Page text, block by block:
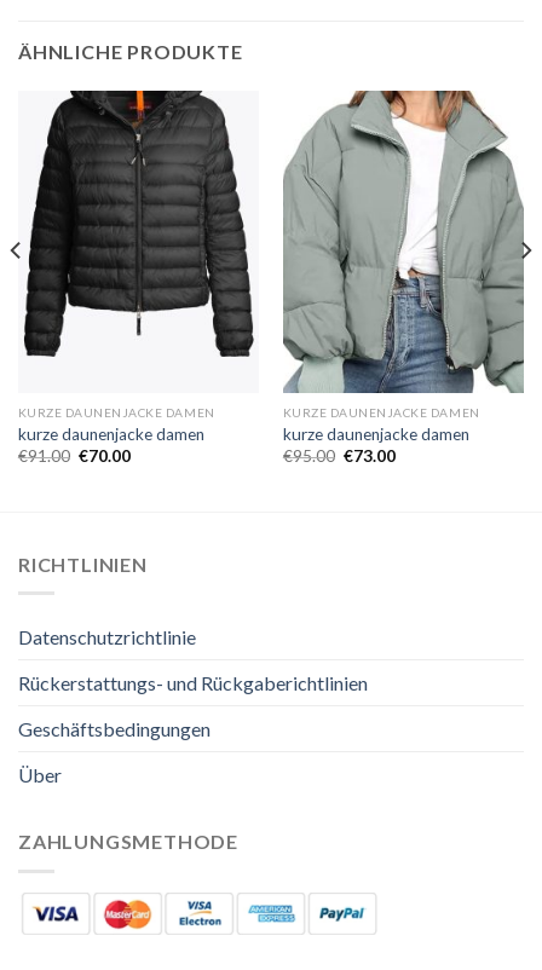
ÄHNLICHE PRODUKTE
KURZE DAUNENJACKE DAMEN
kurze daunenjacke damen
€91.00 €70.00
KURZE DAUNENJACKE DAMEN
kurze daunenjacke damen
€95.00 €73.00
RICHTLINIEN
Datenschutzrichtlinie
Rückerstattungs- und Rückgaberichtlinien
Geschäftsbedingungen
Über
ZAHLUNGSMETHODE